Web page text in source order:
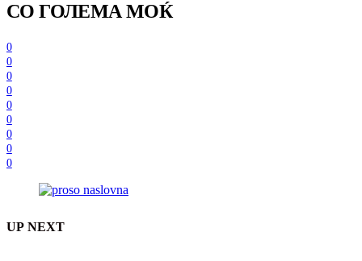
СО ГОЛЕМА МОЌ
0
0
0
0
0
0
0
0
0
UP NEXT